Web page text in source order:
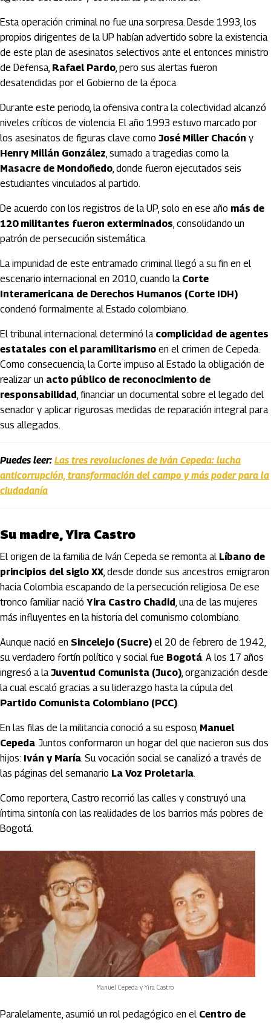
Esta operación criminal no fue una sorpresa. Desde 1993, los
propios dirigentes de la UP habían advertido sobre la existencia
de este plan de asesinatos selectivos ante el entonces ministro
de Defensa, Rafael Pardo, pero sus alertas fueron
desatendidas por el Gobierno de la época.
Durante este periodo, la ofensiva contra la colectividad alcanzó
niveles críticos de violencia. El año 1993 estuvo marcado por
los asesinatos de figuras clave como José Miller Chacón y
Henry Millán González, sumado a tragedias como la
Masacre de Mondoñedo, donde fueron ejecutados seis
estudiantes vinculados al partido.
De acuerdo con los registros de la UP, solo en ese año más de
120 militantes fueron exterminados, consolidando un
patrón de persecución sistemática.
La impunidad de este entramado criminal llegó a su fin en el
escenario internacional en 2010, cuando la Corte
Interamericana de Derechos Humanos (Corte IDH)
condenó formalmente al Estado colombiano.
El tribunal internacional determinó la complicidad de agentes
estatales con el paramilitarismo en el crimen de Cepeda.
Como consecuencia, la Corte impuso al Estado la obligación de
realizar un acto público de reconocimiento de
responsabilidad, financiar un documental sobre el legado del
senador y aplicar rigurosas medidas de reparación integral para
sus allegados.
Puedes leer: Las tres revoluciones de Iván Cepeda: lucha
anticorrupción, transformación del campo y más poder para la
ciudadanía
Su madre, Yira Castro
El origen de la familia de Iván Cepeda se remonta al Líbano de
principios del siglo XX, desde donde sus ancestros emigraron
hacia Colombia escapando de la persecución religiosa. De ese
tronco familiar nació Yira Castro Chadid, una de las mujeres
más influyentes en la historia del comunismo colombiano.
Aunque nació en Sincelejo (Sucre) el 20 de febrero de 1942,
su verdadero fortín político y social fue Bogotá. A los 17 años
ingresó a laJuventud Comunista (Juco), organización desde
la cual escaló gracias a su liderazgo hasta la cúpula del
Partido Comunista Colombiano (PCC).
En las filas de la militancia conoció a su esposo, Manuel
Cepeda. Juntos conformaron un hogar del que nacieron sus dos
hijos: Iván y María. Su vocación social se canalizó a través de
las páginas del semanario La Voz Proletaria.
Como reportera, Castro recorrió las calles y construyó una
íntima sintonía con las realidades de los barrios más pobres de
Bogotá.
Manuel Cepeda y Yira Castro
Paralelamente, asumió un rol pedagógico en el Centro de